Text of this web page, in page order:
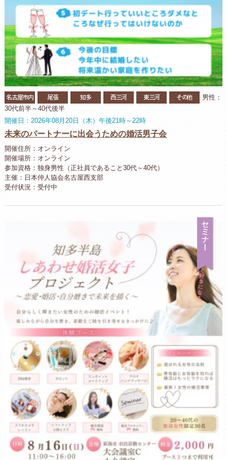
名古屋市内 尾張 知多 西三河 東三河 その他
男性：
30代前半～40代後半
開催日：2026年08月20日（木）午後21時～22時
未来のパートナーに出会うための婚活男子会
開催住所：オンライン
開催場所：オンライン
参加資格：独身男性（正社員であること30代～40代）
主催：日本仲人協会名古屋西支部
受付状況：受付中